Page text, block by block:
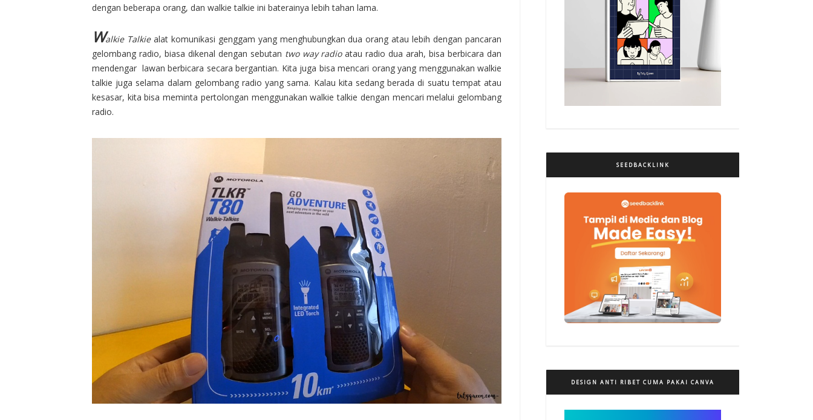
dengan beberapa orang, dan walkie talkie ini baterainya lebih tahan lama.
Walkie Talkie alat komunikasi genggam yang menghubungkan dua orang atau lebih dengan pancaran
gelombang radio, biasa dikenal dengan sebutan two way radioatau radio dua arah, bisa berbicara dan
mendengar lawan berbicara secara bergantian. Kita juga bisa mencari orang yang menggunakan walkie
talkie juga selama dalam gelombang radio yang sama. Kalau kita sedang berada di suatu tempat atau
kesasar, kita bisa meminta pertolongan menggunakan walkie talkie dengan mencari melalui gelombang
radio.
SEEDBACKLINK
DESIGN ANTI RIBET CUMA PAKAI CANVA